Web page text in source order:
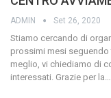
ADMIN Set 26, 2020
Stiamo cercando di
prossimi mesi seguendo
meglio, vi chiediamo di
interessati. Grazie per la…